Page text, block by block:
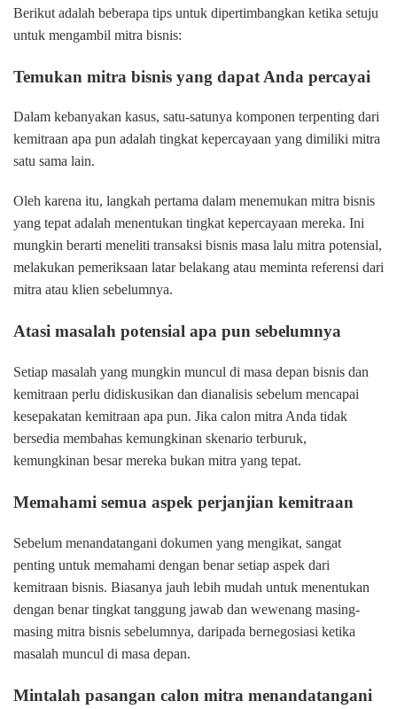
Berikut adalah beberapa tips untuk dipertimbangkan ketika setuju
untuk mengambil mitra bisnis:
Temukan mitra bisnis yang dapat Anda percayai
Dalam kebanyakan kasus, satu-satunya komponen terpenting dari
kemitraan apa pun adalah tingkat kepercayaan yang dimiliki mitra
satu sama lain.
Oleh karena itu, langkah pertama dalam menemukan mitra bisnis
yang tepat adalah menentukan tingkat kepercayaan mereka. Ini
mungkin berarti meneliti transaksi bisnis masa lalu mitra potensial,
melakukan pemeriksaan latar belakang atau meminta referensi dari
mitra atau klien sebelumnya.
Atasi masalah potensial apa pun sebelumnya
Setiap masalah yang mungkin muncul di masa depan bisnis dan
kemitraan perlu didiskusikan dan dianalisis sebelum mencapai
kesepakatan kemitraan apa pun. Jika calon mitra Anda tidak
bersedia membahas kemungkinan skenario terburuk,
kemungkinan besar mereka bukan mitra yang tepat.
Memahami semua aspek perjanjian kemitraan
Sebelum menandatangani dokumen yang mengikat, sangat
penting untuk memahami dengan benar setiap aspek dari
kemitraan bisnis. Biasanya jauh lebih mudah untuk menentukan
dengan benar tingkat tanggung jawab dan wewenang masing-
masing mitra bisnis sebelumnya, daripada bernegosiasi ketika
masalah muncul di masa depan.
Mintalah pasangan calon mitra menandatangani